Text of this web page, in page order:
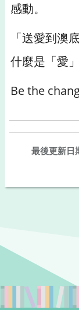
感動。
「送愛到澳
什麼是「愛」
Be the
最後更新日